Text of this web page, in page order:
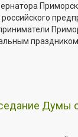
Думы